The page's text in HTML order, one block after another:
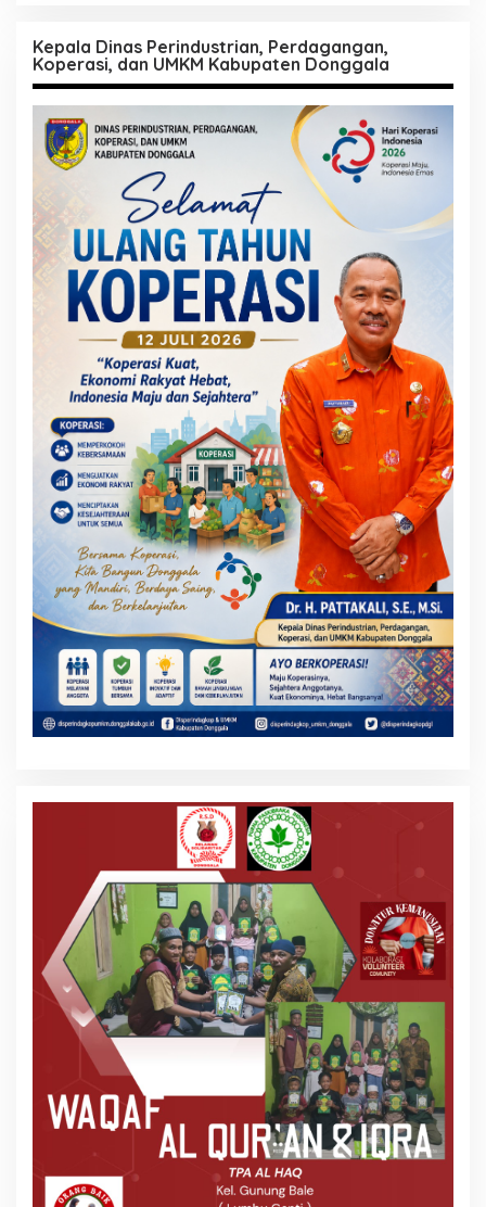
Kepala Dinas Perindustrian, Perdagangan,
Koperasi, dan UMKM Kabupaten Donggala